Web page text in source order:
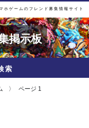
ホゲームのフレンド募集情報サイト
掲示板
索
ページ 1